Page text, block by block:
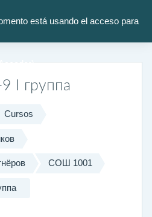
está usando el acceso para
)
I группа
Cursos
СОШ 1001